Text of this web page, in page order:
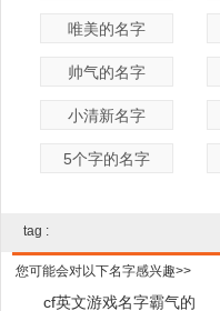
唯美的名字
帅气的名字
小清新名字
5个字的名字
tag :
您可能会对以下名字感兴趣>>
cf英文游戏名字霸气的